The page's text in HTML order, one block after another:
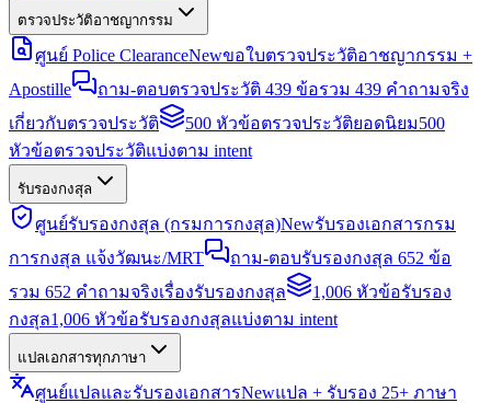
ตรวจประวัติอาชญากรรม
ศูนย์ Police ClearanceNewขอใบตรวจประวัติอาชญากรรม +
Apostille
ถาม-ตอบตรวจประวัติ 439 ข้อรวม 439 คำถามจริง
เกี่ยวกับตรวจประวัติ
500 หัวข้อตรวจประวัติยอดนิยม500
หัวข้อตรวจประวัติแบ่งตาม intent
รับรองกงสุล
ศูนย์รับรองกงสุล (กรมการกงสุล)Newรับรองเอกสารกรม
การกงสุล แจ้งวัฒนะ/MRT
ถาม-ตอบรับรองกงสุล 652 ข้อ
รวม 652 คำถามจริงเรื่องรับรองกงสุล
1,006 หัวข้อรับรอง
กงสุล1,006 หัวข้อรับรองกงสุลแบ่งตาม intent
แปลเอกสารทุกภาษา
ศูนย์แปลและรับรองเอกสารNewแปล + รับรอง 25+ ภาษา